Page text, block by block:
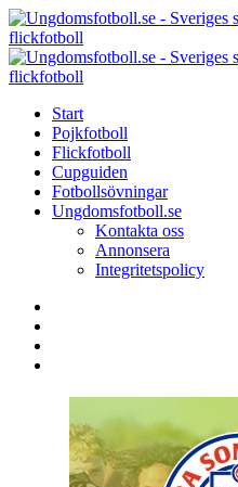
Menu
Search
Menu
Start
Pojkfotboll
Flickfotboll
Cupguiden
Fotbollsövningar
Ungdomsfotboll.se
Kontakta oss
Annonsera
Integritetspolicy